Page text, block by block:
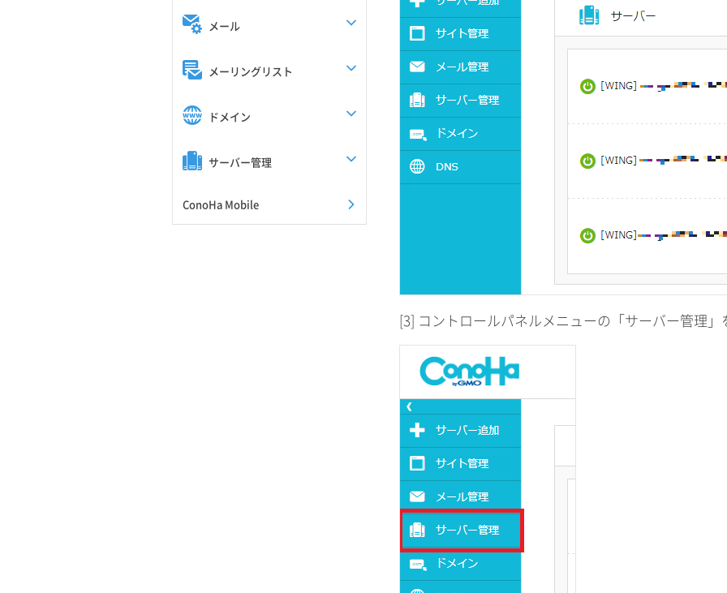
メール
メーリングリスト
ドメイン
サーバー管理
ConoHa Mobile
[3] コントロールパネルメニューの「サーバー管理